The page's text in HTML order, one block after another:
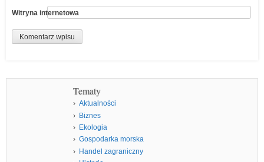
Witryna internetowa
Tematy
Aktualności
Biznes
Ekologia
Gospodarka morska
Handel zagraniczny